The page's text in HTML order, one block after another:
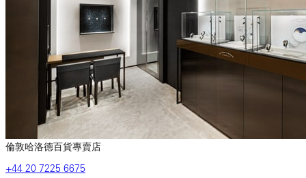
倫敦哈洛德百貨專賣店
‎+44‎ 20‎ 7225‎ 6675